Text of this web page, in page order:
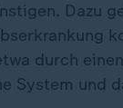
Dazu
durch
System und